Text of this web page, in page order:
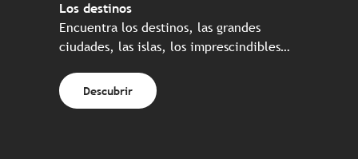
Los destinos
Encuentra los destinos, las grandes
ciudades, las islas, los imprescindibles…
Descubrir